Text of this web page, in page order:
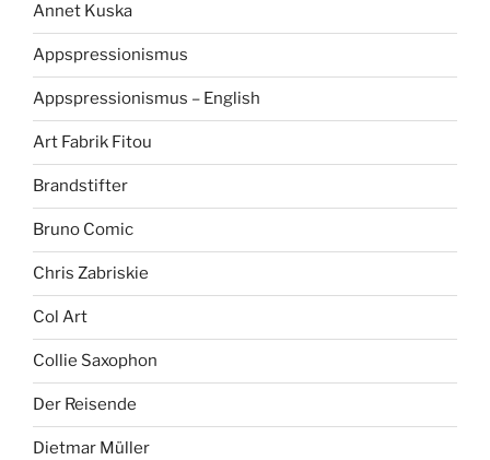
Annet Kuska
Appspressionismus
Appspressionismus – English
Art Fabrik Fitou
Brandstifter
Bruno Comic
Chris Zabriskie
Col Art
Collie Saxophon
Der Reisende
Dietmar Müller